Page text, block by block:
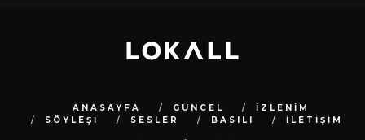
ANASAYFA GÜNCEL
İZLENİM
SÖYLEŞİ
SESLER BASILI İLETİŞİM